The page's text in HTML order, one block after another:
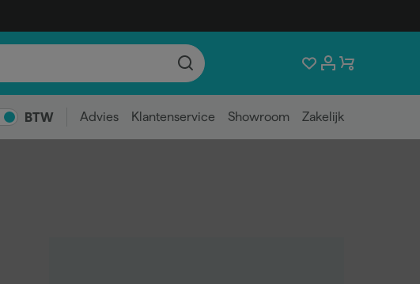
BTW Advies Klantenservice Showroom Zakelijk